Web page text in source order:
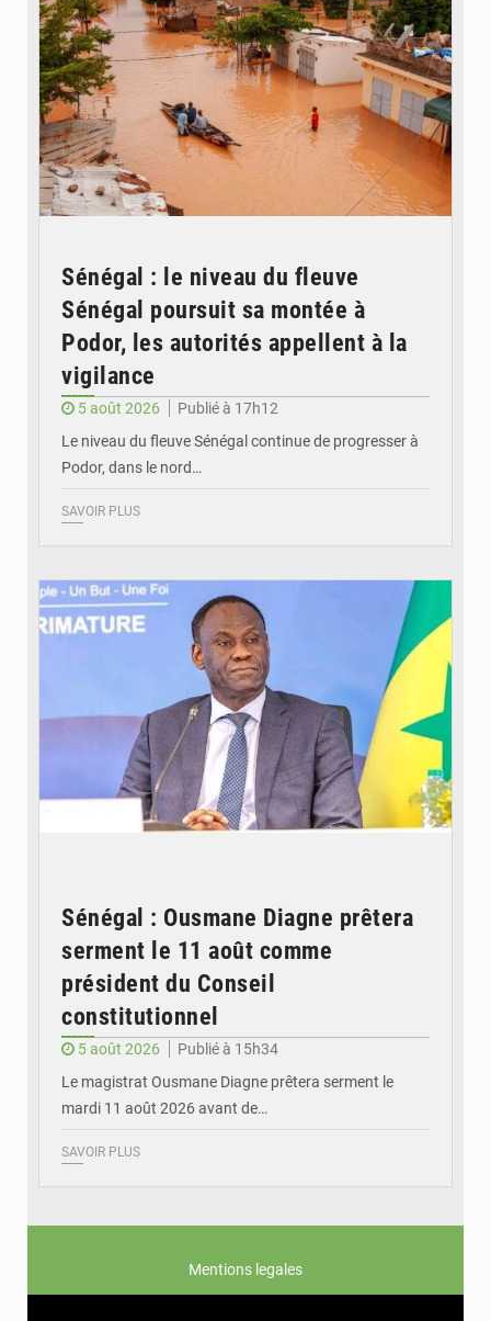
Sénégal : le niveau du fleuve
Sénégal poursuit sa montée à
Podor, les autorités appellent à la
vigilance
5 août 2026
Publié à 17h12
Le niveau du fleuve Sénégal continue de progresser à
Podor, dans le nord…
SAVOIR PLUS
Sénégal : Ousmane Diagne prêtera
serment le 11 août comme
président du Conseil
constitutionnel
5 août 2026
Publié à 15h34
Le magistrat Ousmane Diagne prêtera serment le
mardi 11 août 2026 avant de…
SAVOIR PLUS
Mentions legales